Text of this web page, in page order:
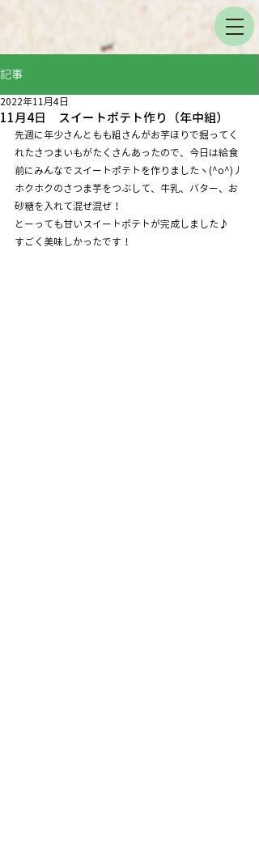
記事
11月4日 スイートポテト作り（年中組）
2022年11月4日
先週に年少さんともも組さんがお芋ほりで掘ってく
れたさつまいもがたくさんあったので、今日は給食
前にみんなでスイートポテトを作りましたヽ(^o^)丿
ホクホクのさつま芋をつぶして、牛乳、バター、お
砂糖を入れて混ぜ混ぜ！
とーっても甘いスイートポテトが完成しました♪
すごく美味しかったです！